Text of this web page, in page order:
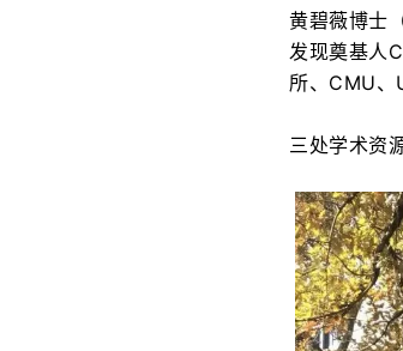
黄碧薇博士
发现奠基人
所、CMU、
三处学术资